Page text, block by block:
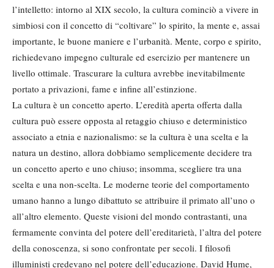
l’intelletto: intorno al XIX secolo, la cultura cominciò a vivere in
simbiosi con il concetto di “coltivare” lo spirito, la mente e, assai
importante, le buone maniere e l’urbanità. Mente, corpo e spirito,
richiedevano impegno culturale ed esercizio per mantenere un
livello ottimale. Trascurare la cultura avrebbe inevitabilmente
portato a privazioni, fame e infine all’estinzione.
La cultura è un concetto aperto. L’eredità aperta offerta dalla
cultura può essere opposta al retaggio chiuso e deterministico
associato a etnia e nazionalismo: se la cultura è una scelta e la
natura un destino, allora dobbiamo semplicemente decidere tra
un concetto aperto e uno chiuso; insomma, scegliere tra una
scelta e una non-scelta. Le moderne teorie del comportamento
umano hanno a lungo dibattuto se attribuire il primato all’uno o
all’altro elemento. Queste visioni del mondo contrastanti, una
fermamente convinta del potere dell’ereditarietà, l’altra del potere
della conoscenza, si sono confrontate per secoli. I filosofi
illuministi credevano nel potere dell’educazione. David Hume,